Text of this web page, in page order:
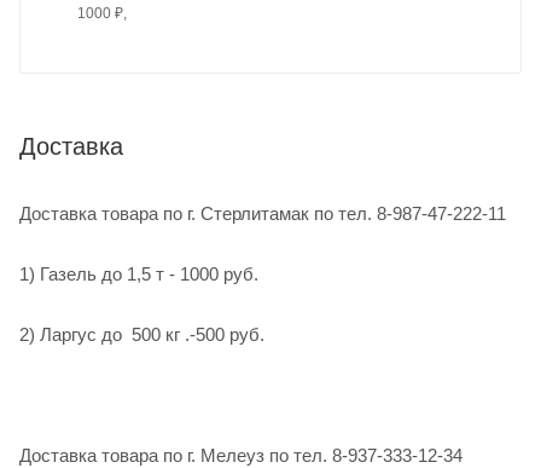
1000 ₽,
Доставка
Доставка товара по г. Стерлитамак по тел. 8-987-47-222-11
1) Газель до 1,5 т - 1000 руб.
2) Ларгус до 500 кг .-500 руб.
Доставка товара по г. Мелеуз по тел. 8-937-333-12-34